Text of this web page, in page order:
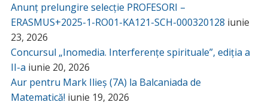
Anunț prelungire selecție PROFESORI –
ERASMUS+2025-1-RO01-KA121-SCH-000320128 iunie
23, 2026
Concursul „Inomedia. Interferențe spirituale”, ediția a
II-a iunie 20, 2026
Aur pentru Mark Ilieș (7A) la Balcaniada de
Matematică! iunie 19, 2026